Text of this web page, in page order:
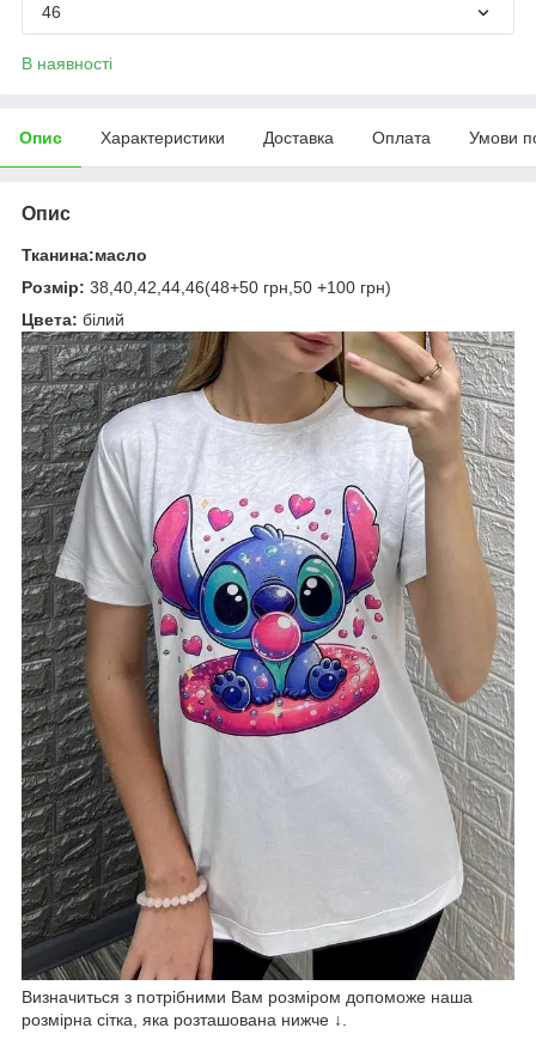
46
В наявності
Опис Характеристики Доставка Оплата Умови
Опис
Тканина:масло
Розмір: 38,40,42,44,46(48+50 грн,50 +100 грн)
Цвета: білий
Визначиться з потрібними Вам розміром допоможе наша
розмірна сітка, яка розташована нижче ↓.